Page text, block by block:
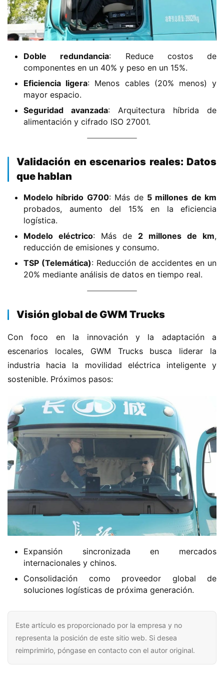
a
m
​Doble redundancia​​: Reduce costos de
componentes en un 40% y peso en un 15%.
​Eficiencia ligera​​: Menos cables (20% menos) y
mayor espacio.
​Seguridad avanzada​​: Arquitectura híbrida de
alimentación y cifrado ISO 27001.
​Validación en escenarios reales: Datos
que hablan​
​Modelo híbrido G700​​: Más de ​ ​5 millones de km​
probados, aumento del 15% en la eficiencia
logística.
​Modelo eléctrico​​: Más de ​ ​2 millones de km​​,
reducción de emisiones y consumo.
​TSP (Telemática)​​: Reducción de accidentes en un
20% mediante análisis de datos en tiempo real.
​Visión global de GWM Trucks​
Con foco en la innovación y la adaptación a
escenarios locales, GWM Trucks busca liderar la
industria hacia la movilidad eléctrica inteligente y
sostenible. Próximos pasos:
Expansión sincronizada en mercados
internacionales y chinos.
Consolidación como proveedor global de
soluciones logísticas de próxima generación.
Este artículo es proporcionado por la empresa y no
representa la posición de este sitio web. Si desea
reimprimirlo, póngase en contacto con el autor original.